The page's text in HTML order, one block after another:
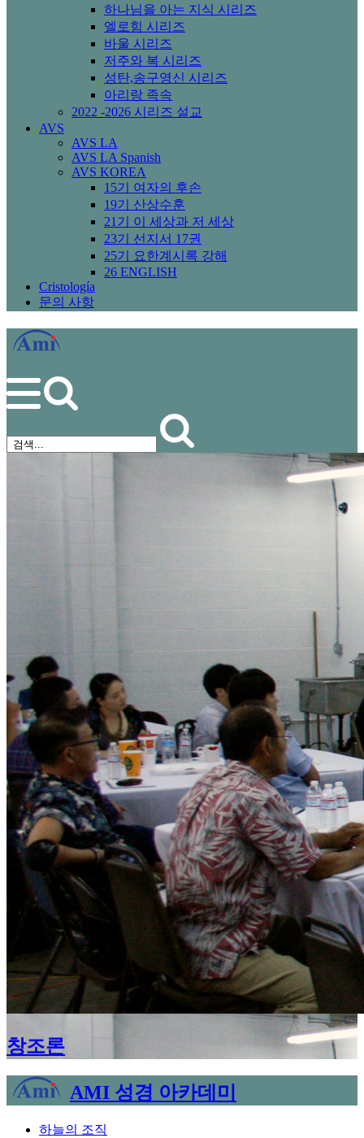
하나님을 아는 지식 시리즈
엘로힘 시리즈
바울 시리즈
저주와 복 시리즈
성탄,송구영신 시리즈
아리랑 족속
2022 -2026 시리즈 설교
AVS
AVS LA
AVS LA Spanish
AVS KOREA
15기 여자의 후손
19기 산상수훈
21기 이 세상과 저 세상
23기 선지서 17권
25기 요한계시록 강해
26 ENGLISH
Cristología
문의 사항
창조론
AMI 성경 아카데미
하늘의 조직